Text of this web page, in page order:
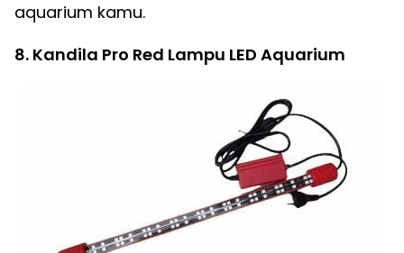
aquarium kamu.
8. Kandila Pro Red Lampu LED Aquarium